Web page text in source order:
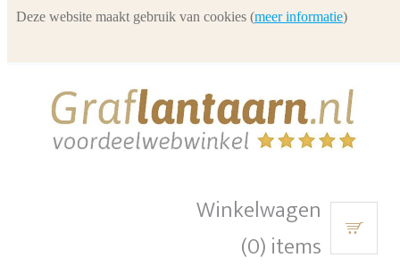
Winkelwagen
(0) items
Deze website maakt gebruik van cookies (meer informatie)